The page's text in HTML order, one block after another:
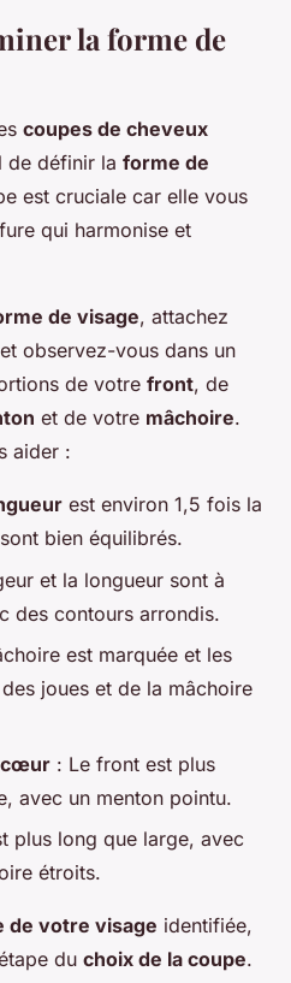
la forme de
coupes de cheveux
de définir la forme de
est cruciale car elle vous
qui harmonise et
de visage, attachez
observez-vous dans un
de votre front, de
et de votre mâchoire.
aider :
est environ 1,5 fois la
sont bien équilibrés.
et la longueur sont à
des contours arrondis.
est marquée et les
joues et de la mâchoire
cœur : Le front est plus
avec un menton pointu.
plus long que large, avec
étroits.
de votre visage identifiée,
du choix de la coupe.